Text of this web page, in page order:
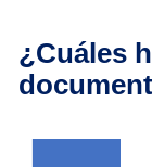
¿Cuáles